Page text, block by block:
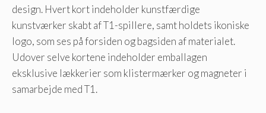
design. Hvert kort indeholder kunstfærdige
kunstværker skabt af T1-spillere, samt holdets ikoniske
logo, som ses på forsiden og bagsiden af ​​materialet.
Udover selve kortene indeholder emballagen
eksklusive lækkerier som klistermærker og magneter i
samarbejde med T1.